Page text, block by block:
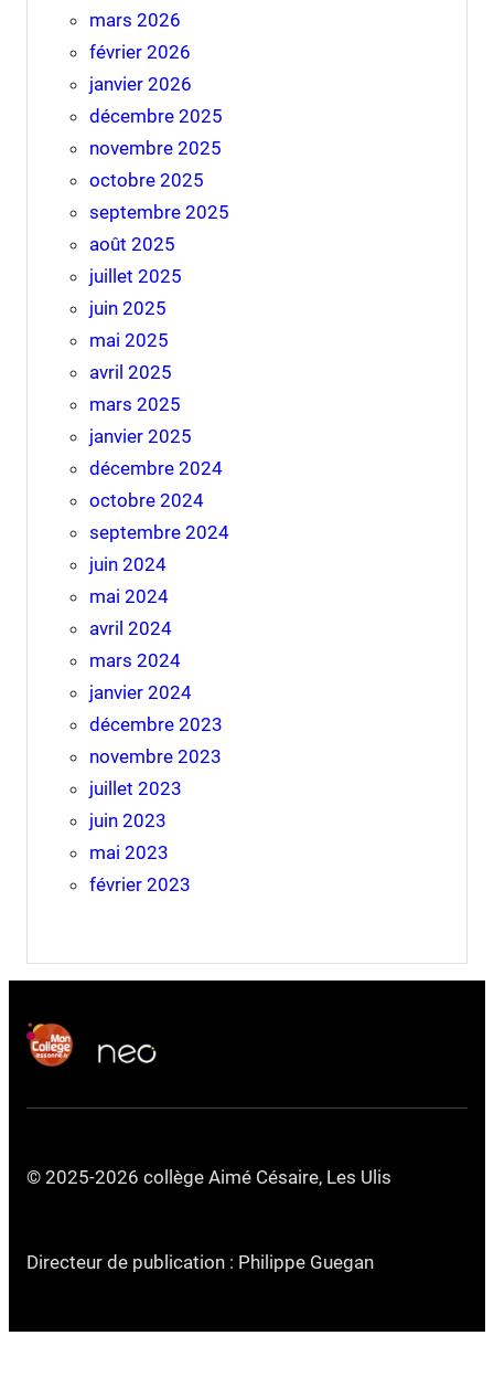
mars 2026
février 2026
janvier 2026
décembre 2025
novembre 2025
octobre 2025
septembre 2025
août 2025
juillet 2025
juin 2025
mai 2025
avril 2025
mars 2025
janvier 2025
décembre 2024
octobre 2024
septembre 2024
juin 2024
mai 2024
avril 2024
mars 2024
janvier 2024
décembre 2023
novembre 2023
juillet 2023
juin 2023
mai 2023
février 2023
© 2025-2026 collège Aimé Césaire, Les Ulis
Directeur de publication : Philippe Guegan